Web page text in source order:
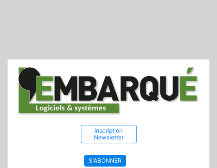
Inscription
Newsletter
S'ABONNER